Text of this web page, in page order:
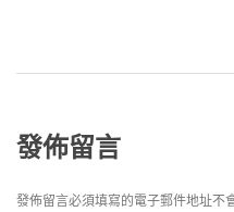
發佈留言
發佈留言必須填寫的電子郵件地址不